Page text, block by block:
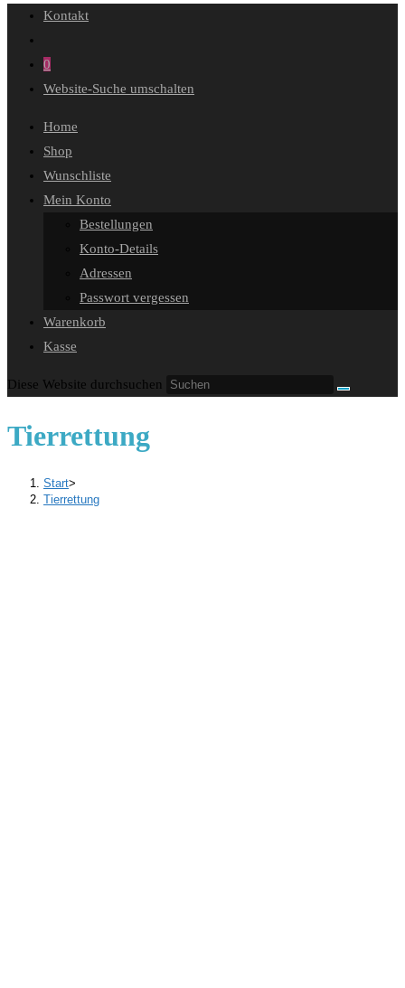
Kontakt
0
Website-Suche umschalten
Home
Shop
Wunschliste
Mein Konto
Bestellungen
Konto-Details
Adressen
Passwort vergessen
Warenkorb
Kasse
Diese Website durchsuchen
Tierrettung
Start>
Tierrettung